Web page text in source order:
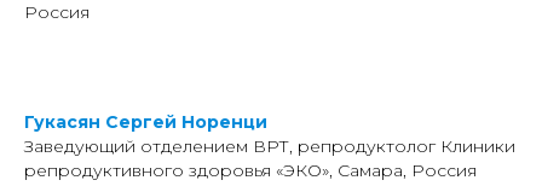
Россия
Гукасян Сергей Норенци
Заведующий отделением ВРТ, репродуктолог Клиники
репродуктивного здоровья «ЭКО», Самара, Россия